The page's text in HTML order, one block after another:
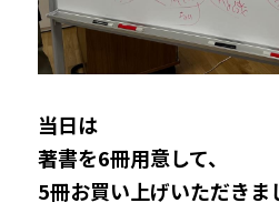
当日は
著書を6冊用意して、
5冊お買い上げいただきま